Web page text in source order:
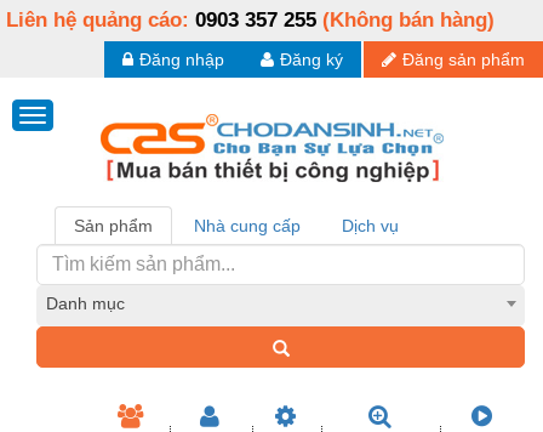
Liên hệ quảng cáo: 0903 357 255 (Không bán hàng)
Đăng sản phẩm
Đăng ký
Đăng nhập
Sản phẩm Nhà cung cấp Dịch vụ
Danh mục